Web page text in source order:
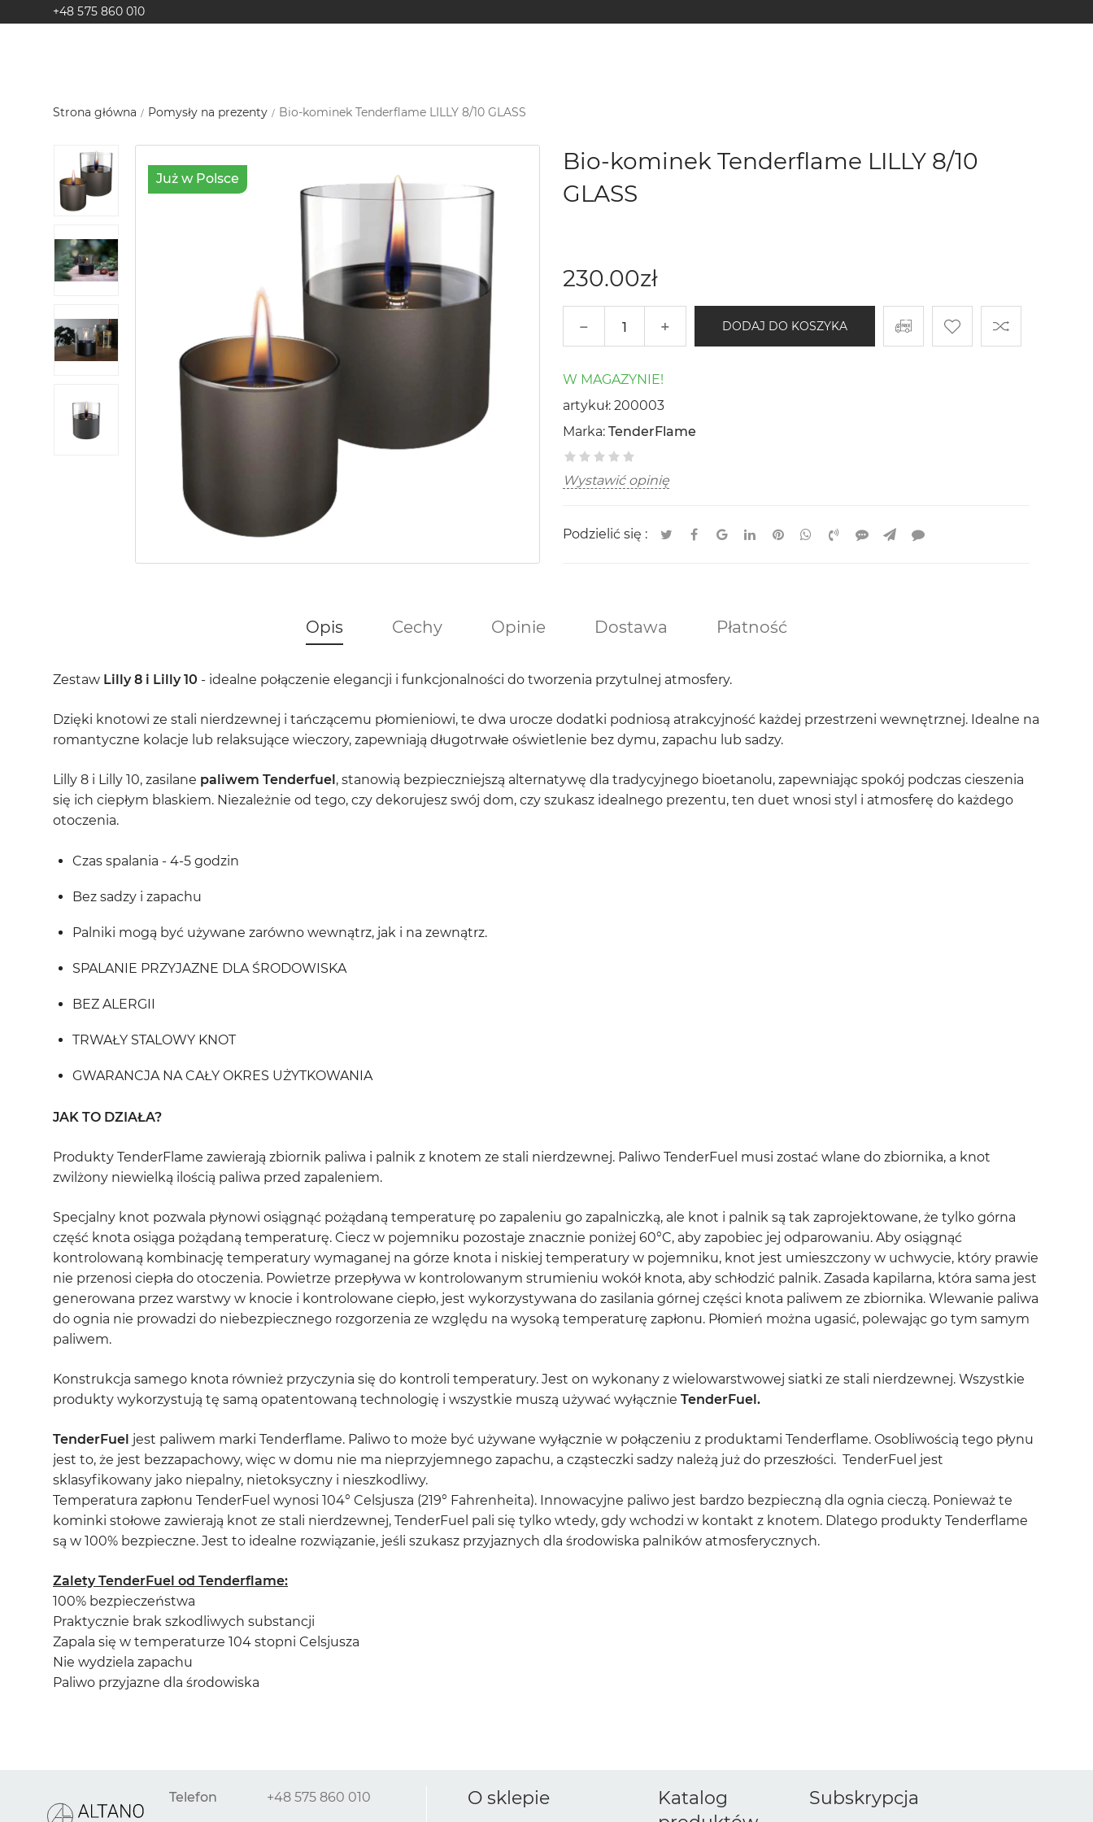
+48 575 860 010
Strona główna Pomysły na prezenty Bio-kominek Tenderflame LILLY 8/10 GLASS
Już w Polsce
Bio-kominek Tenderflame LILLY 8/10
GLASS
230.00zł
− + DODAJ DO KOSZYKA
W MAGAZYNIE!
artykuł: 200003
Marka: TenderFlame
Wystawić opinię
Podzielić się :
Opis Cechy Opinie Dostawa Płatność
Zestaw Lilly 8 i Lilly 10 - idealne połączenie elegancji i funkcjonalności do tworzenia przytulnej atmosfery.
Dzięki knotowi ze stali nierdzewnej i tańczącemu płomieniowi, te dwa urocze dodatki podniosą atrakcyjność każdej przestrzeni wewnętrznej. Idealne na
romantyczne kolacje lub relaksujące wieczory, zapewniają długotrwałe oświetlenie bez dymu, zapachu lub sadzy.
Lilly 8 i Lilly 10, zasilane paliwem Tenderfuel , stanowią bezpieczniejszą alternatywę dla tradycyjnego bioetanolu, zapewniając spokój podczas cieszenia
się ich ciepłym blaskiem. Niezależnie od tego, czy dekorujesz swój dom, czy szukasz idealnego prezentu, ten duet wnosi styl i atmosferę do każdego
otoczenia.
Czas spalania - 4-5 godzin
Bez sadzy i zapachu
Palniki mogą być używane zarówno wewnątrz, jak i na zewnątrz.
SPALANIE PRZYJAZNE DLA ŚRODOWISKA
BEZ ALERGII
TRWAŁY STALOWY KNOT
GWARANCJA NA CAŁY OKRES UŻYTKOWANIA
JAK TO DZIAŁA?
Produkty TenderFlame zawierają zbiornik paliwa i palnik z knotem ze stali nierdzewnej. Paliwo TenderFuel musi zostać wlane do zbiornika, a knot
zwilżony niewielką ilością paliwa przed zapaleniem.
Specjalny knot pozwala płynowi osiągnąć pożądaną temperaturę po zapaleniu go zapalniczką, ale knot i palnik są tak zaprojektowane, że tylko górna
część knota osiąga pożądaną temperaturę. Ciecz w pojemniku pozostaje znacznie poniżej 60°C, aby zapobiec jej odparowaniu. Aby osiągnąć
kontrolowaną kombinację temperatury wymaganej na górze knota i niskiej temperatury w pojemniku, knot jest umieszczony w uchwycie, który prawie
nie przenosi ciepła do otoczenia. Powietrze przepływa w kontrolowanym strumieniu wokół knota, aby schłodzić palnik. Zasada kapilarna, która sama jest
generowana przez warstwy w knocie i kontrolowane ciepło, jest wykorzystywana do zasilania górnej części knota paliwem ze zbiornika. Wlewanie paliwa
do ognia nie prowadzi do niebezpiecznego rozgorzenia ze względu na wysoką temperaturę zapłonu. Płomień można ugasić, polewając go tym samym
paliwem.
Konstrukcja samego knota również przyczynia się do kontroli temperatury. Jest on wykonany z wielowarstwowej siatki ze stali nierdzewnej. Wszystkie
produkty wykorzystują tę samą opatentowaną technologię i wszystkie muszą używać wyłącznie TenderFuel.
TenderFuel jest paliwem marki Tenderflame. Paliwo to może być używane wyłącznie w połączeniu z produktami Tenderflame. Osobliwością tego płynu
jest to, że jest bezzapachowy, więc w domu nie ma nieprzyjemnego zapachu, a cząsteczki sadzy należą już do przeszłości. TenderFuel jest
sklasyfikowany jako niepalny, nietoksyczny i nieszkodliwy.
Temperatura zapłonu TenderFuel wynosi 104° Celsjusza (219° Fahrenheita). Innowacyjne paliwo jest bardzo bezpieczną dla ognia cieczą. Ponieważ te
kominki stołowe zawierają knot ze stali nierdzewnej, TenderFuel pali się tylko wtedy, gdy wchodzi w kontakt z knotem. Dlatego produkty Tenderflame
są w 100% bezpieczne. Jest to idealne rozwiązanie, jeśli szukasz przyjaznych dla środowiska palników atmosferycznych.
Zalety TenderFuel od Tenderflame:
100% bezpieczeństwa
Praktycznie brak szkodliwych substancji
Zapala się w temperaturze 104 stopni Celsjusza
Nie wydziela zapachu
Paliwo przyjazne dla środowiska
Telefon
+48 575 860 010
O sklepie
Katalog
Subskrypcja